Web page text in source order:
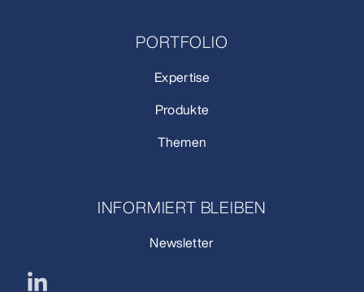
PORTFOLIO
Expertise
Produkte
Themen
INFORMIERT BLEIBEN
Newsletter